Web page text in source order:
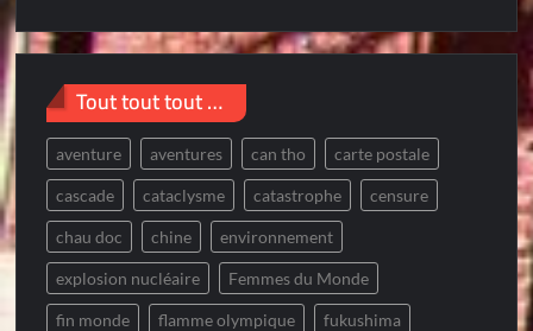
Tout tout tout …
aventure aventures can tho carte postale
cascade cataclysme catastrophe censure
chau doc chine environnement
explosion nucléaire Femmes du Monde
fin monde flamme olympique fukushima